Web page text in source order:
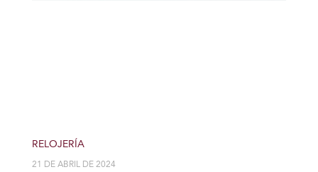
21 DE ABRIL DE 2024
RELOJERÍA